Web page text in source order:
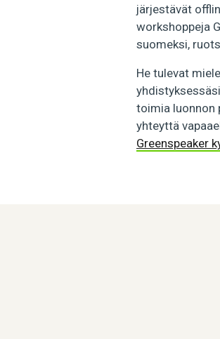
järjestävät
workshoppeja
suomeksi,
He tulevat
toimia luonnon
yhteyttä
Greenspeaker